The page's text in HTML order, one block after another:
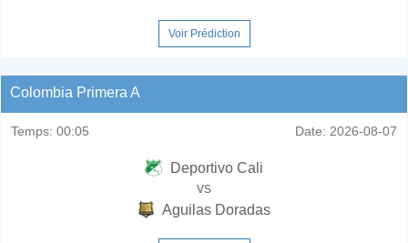
Voir Prédiction
Colombia Primera A
Temps: 00:05 Date: 2026-08-07
Deportivo Cali
vs
Aguilas Doradas